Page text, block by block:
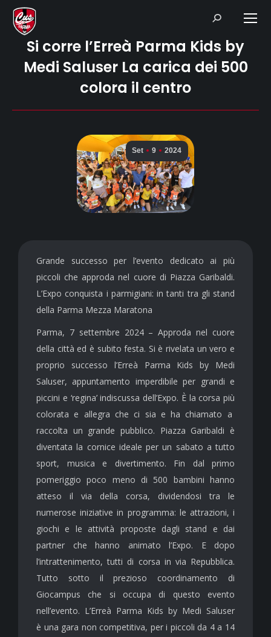
Search:
Si corre l’Erreà Parma Kids by
Medi Saluser La carica dei 500
colora il centro
Set 9 2024
Grande successo per l’evento dedicato ai più
piccoli che approda nel cuore di Piazza Garibaldi.
L’Expo conquista i parmigiani: in tanti tra gli stand
della Parma Mezza Maratona
Parma, 7 settembre 2024– Approda nel cuore
della città ed è subito festa. Si è rivelata un vero e
proprio successo l’Erreà Parma Kids by Medi
Saluser, appuntamento imperdibile per grandi e
piccini e ‘regina’ indiscussa dell’Expo. È la corsa più
colorata e allegra che ci sia e ha chiamato a
raccolta un grande pubblico. Piazza Garibaldi è
diventata la cornice ideale per un sabato a tutto
sport, musica e divertimento. Fin dal primo
pomeriggio poco meno di 500 bambini hanno
atteso il via della corsa, dividendosi tra le
numerose iniziative in programma: le attrazioni, i
giochi e le attività proposte dagli stand e dai
partner che hanno animato l’Expo. E dopo
l’intrattenimento, tutti di corsa in via Repubblica.
Tutto sotto il prezioso coordinamento di
Giocampus che si occupa di questo evento
nell’evento. L’Erreà Parma Kids by Medi Saluser
è una gara non competitiva, per i piccoli da 4 a 14